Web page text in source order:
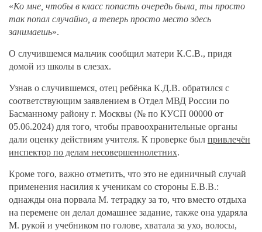
«Ко мне, чтобы в класс попасть очередь была, ты просто
так попал случайно, а теперь просто место здесь
занимаешь».
О случившемся мальчик сообщил матери К.С.В., придя
домой из школы в слезах.
Узнав о случившемся, отец ребёнка К.Д.В. обратился с
соответствующим заявлением в Отдел МВД России по
Басманному району г. Москвы (№ по КУСП 00000 от
05.06.2024) для того, чтобы правоохранительные органы
дали оценку действиям учителя. К проверке был привлечён
инспектор по делам несовершеннолетних.
Кроме того, важно отметить, что это не единичный случай
применения насилия к ученикам со стороны Е.В.В.:
однажды она порвала М. тетрадку за то, что вместо отдыха
на перемене он делал домашнее задание, также она ударяла
М. рукой и учебником по голове, хватала за ухо, волосы,